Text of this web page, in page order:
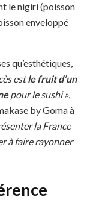
le nigiri (poisson
enveloppé
qu’esthétiques,
estle fruit d’un
pour le sushi »,
by Goma à
la France
à faire rayonner